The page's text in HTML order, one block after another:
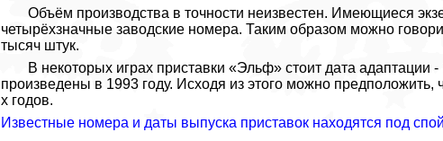
Объём производства в точности неизвестен. Имеющиеся
четырёхзначные заводские номера. Таким образом можно
тысяч штук.
В некоторых играх приставки «Эльф» стоит дата
произведены в 1993 году. Исходя из этого можно
х годов.
Известные номера и даты выпуска приставок находятся под